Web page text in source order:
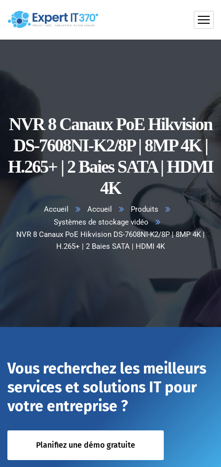
NVR 8 Canaux PoE Hikvision
DS-7608NI-K2/8P | 8MP 4K |
H.265+ | 2 Baies SATA | HDMI
4K
Accueil Accueil
Produits
Systèmes de stockage vidéo
NVR 8 Canaux PoE Hikvision DS-7608NI-K2/8P | 8MP 4K |
H.265+ | 2 Baies SATA | HDMI 4K
Vous recherchez les meilleurs
services et solutions IT pour
votre entreprise ?
Planifiez une démo gratuite